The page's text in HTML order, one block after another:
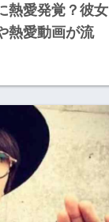
熱愛発覚？彼女
熱愛動画が流